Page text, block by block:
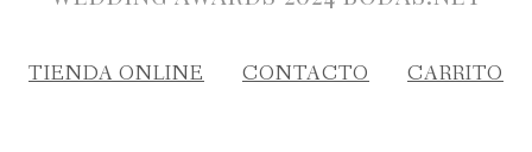
TIENDA ONLINE CONTACTO CARRITO